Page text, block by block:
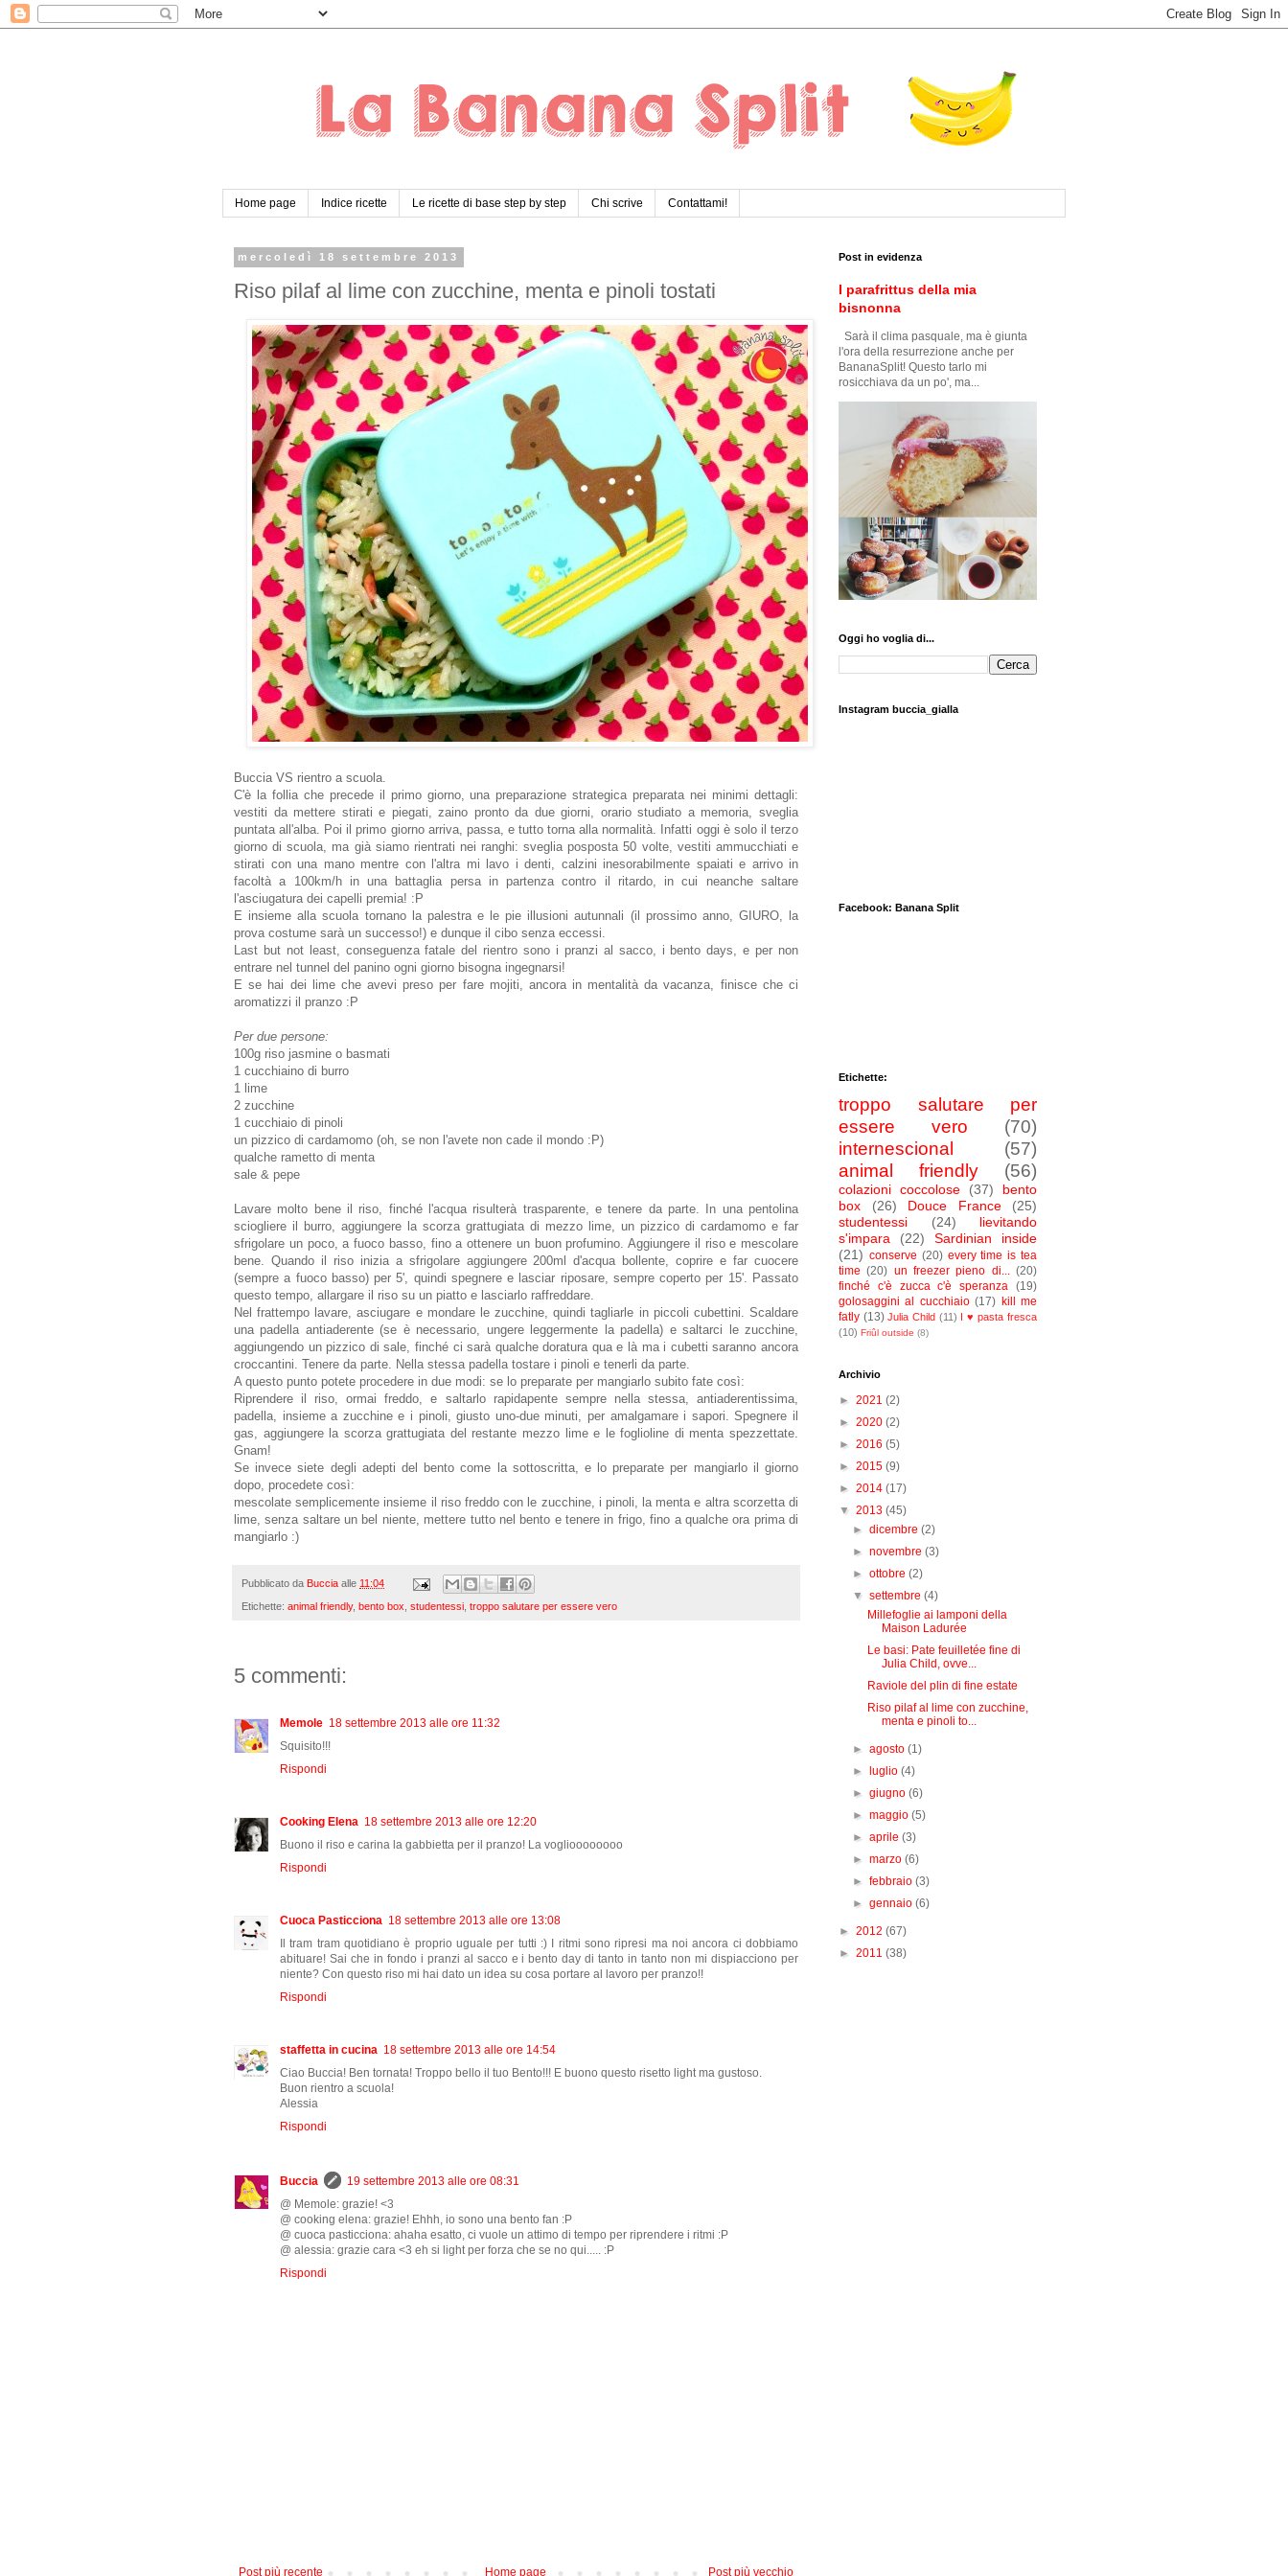
Home page Indice ricette Le ricette di base step by step Chi scrive Contattami!
mercoledì 18 settembre 2013
Riso pilaf al lime con zucchine, menta e pinoli tostati
Buccia VS rientro a scuola.
C'è la follia che precede il primo giorno, una preparazione strategica preparata nei minimi dettagli:
vestiti da mettere stirati e piegati, zaino pronto da due giorni, orario studiato a memoria, sveglia
puntata all'alba. Poi il primo giorno arriva, passa, e tutto torna alla normalità. Infatti oggi è solo il terzo
giorno di scuola, ma già siamo rientrati nei ranghi: sveglia posposta 50 volte, vestiti ammucchiati e
stirati con una mano mentre con l'altra mi lavo i denti, calzini inesorabilmente spaiati e arrivo in
facoltà a 100km/h in una battaglia persa in partenza contro il ritardo, in cui neanche saltare
l'asciugatura dei capelli premia! :P
E insieme alla scuola tornano la palestra e le pie illusioni autunnali (il prossimo anno, GIURO, la
prova costume sarà un successo!) e dunque il cibo senza eccessi.
Last but not least, conseguenza fatale del rientro sono i pranzi al sacco, i bento days, e per non
entrare nel tunnel del panino ogni giorno bisogna ingegnarsi!
E se hai dei lime che avevi preso per fare mojiti, ancora in mentalità da vacanza, finisce che ci
aromatizzi il pranzo :P
Per due persone:
100g riso jasmine o basmati
1 cucchiaino di burro
1 lime
2 zucchine
1 cucchiaio di pinoli
un pizzico di cardamomo (oh, se non l'avete non cade il mondo :P)
qualche rametto di menta
sale & pepe
Lavare molto bene il riso, finché l'acqua risulterà trasparente, e tenere da parte. In una pentolina
sciogliere il burro, aggiungere la scorza grattugiata di mezzo lime, un pizzico di cardamomo e far
sfrigolare un poco, a fuoco basso, fino a ottenere un buon profumino. Aggiungere il riso e mescolare
bene. Quando il riso inizia a sfrigolare aggiungere 200ml d'acqua bollente, coprire e far cuocere
(sempre a fuoco basso) per 5', quindi spegnere e lasciar riposare, sempre coperto per 15'. Passato
questo tempo, allargare il riso su un piatto e lasciarlo raffreddare.
Nel frattempo lavare, asciugare e mondare le zucchine, quindi tagliarle in piccoli cubettini. Scaldare
una padella antiaderente (se è necessario, ungere leggermente la padella) e saltarci le zucchine,
aggiungendo un pizzico di sale, finché ci sarà qualche doratura qua e là ma i cubetti saranno ancora
croccantini. Tenere da parte. Nella stessa padella tostare i pinoli e tenerli da parte.
A questo punto potete procedere in due modi: se lo preparate per mangiarlo subito fate così:
Riprendere il riso, ormai freddo, e saltarlo rapidapente sempre nella stessa, antiaderentissima,
padella, insieme a zucchine e i pinoli, giusto uno-due minuti, per amalgamare i sapori. Spegnere il
gas, aggiungere la scorza grattugiata del restante mezzo lime e le foglioline di menta spezzettate.
Gnam!
Se invece siete degli adepti del bento come la sottoscritta, e lo preparate per mangiarlo il giorno
dopo, procedete così:
mescolate semplicemente insieme il riso freddo con le zucchine, i pinoli, la menta e altra scorzetta di
lime, senza saltare un bel niente, mettere tutto nel bento e tenere in frigo, fino a qualche ora prima di
mangiarlo :)
Pubblicato da Buccia alle 11:04
Etichette: animal friendly, bento box, studentessi, troppo salutare per essere vero
5 commenti:
Memole 18 settembre 2013 alle ore 11:32
Squisito!!!
Rispondi
Cooking Elena 18 settembre 2013 alle ore 12:20
Buono il riso e carina la gabbietta per il pranzo! La voglioooooooo
Rispondi
Cuoca Pasticciona 18 settembre 2013 alle ore 13:08
Il tram tram quotidiano è proprio uguale per tutti :) I ritmi sono ripresi ma noi ancora ci dobbiamo
abituare! Sai che in fondo i pranzi al sacco e i bento day di tanto in tanto non mi dispiacciono per
niente? Con questo riso mi hai dato un idea su cosa portare al lavoro per pranzo!!
Rispondi
staffetta in cucina 18 settembre 2013 alle ore 14:54
Ciao Buccia! Ben tornata! Troppo bello il tuo Bento!!! E buono questo risetto light ma gustoso.
Buon rientro a scuola!
Alessia
Rispondi
Buccia
19 settembre 2013 alle ore 08:31
@ Memole: grazie! <3
@ cooking elena: grazie! Ehhh, io sono una bento fan :P
@ cuoca pasticciona: ahaha esatto, ci vuole un attimo di tempo per riprendere i ritmi :P
@ alessia: grazie cara <3 eh si light per forza che se no qui..... :P
Rispondi
Post più recente Post più vecchio
Home page
Post in evidenza
I parafrittus della mia
bisnonna
Sarà il clima pasquale, ma è giunta
l'ora della resurrezione anche per
BananaSplit! Questo tarlo mi
rosicchiava da un po', ma...
Oggi ho voglia di...
Instagram buccia_gialla
Facebook: Banana Split
Etichette:
troppo salutare per
essere vero
(70)
internescional
(57)
animal friendly
(56)
colazioni coccolose (37)
bento
box
(26) Douce France
(25)
studentessi
(24)
lievitando
s'impara
(22)
Sardinian inside
(21) conserve (20) every time is tea
time (20) un freezer pieno di... (20)
finché c'è zucca c'è speranza (19)
golosaggini al cucchiaio (17) kill me
fatly (13) Julia Child (11)
I ♥ pasta fresca
(10) Friûl outside (8)
Archivio
► 2021 (2)
► 2020 (2)
► 2016 (5)
► 2015 (9)
► 2014 (17)
▼ 2013 (45)
►dicembre(2)
►novembre(3)
►ottobre(2)
▼settembre(4)
Millefoglie ai lamponi della
Maison Ladurée
Le basi: Pate feuilletée fine di
Julia Child, ovve...
Raviole del plin di fine estate
Riso pilaf al lime con zucchine,
menta e pinoli to...
►agosto(1)
►
luglio(4)
►giugno(6)
►maggio(5)
►aprile(3)
►marzo(6)
►febbraio(3)
►gennaio(6)
► 2012 (67)
► 2011 (38)